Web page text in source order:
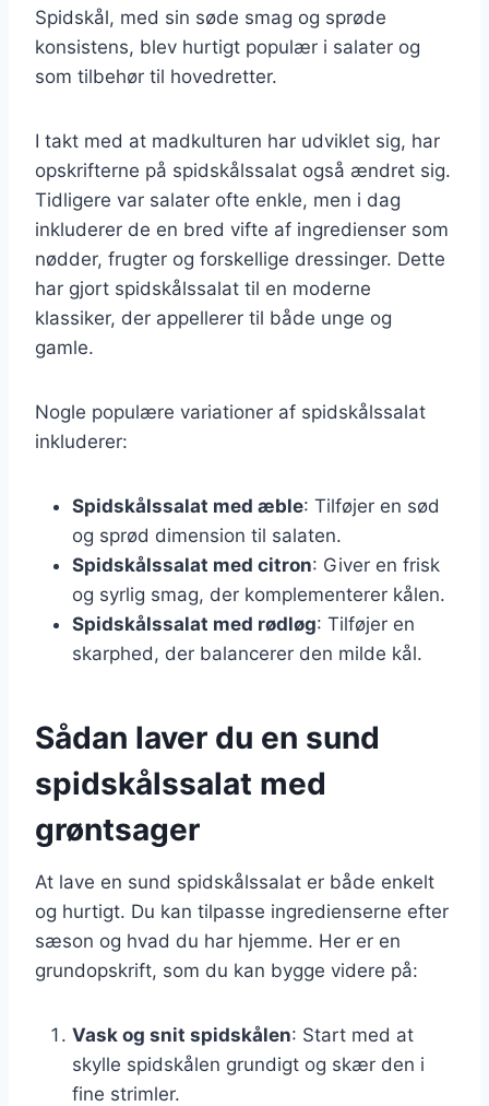
Spidskål, med sin søde smag og sprøde
konsistens, blev hurtigt populær i salater og
som tilbehør til hovedretter.
I takt med at madkulturen har udviklet sig, har
opskrifterne på spidskålssalat også ændret sig.
Tidligere var salater ofte enkle, men i dag
inkluderer de en bred vifte af ingredienser som
nødder, frugter og forskellige dressinger. Dette
har gjort spidskålssalat til en moderne
klassiker, der appellerer til både unge og
gamle.
Nogle populære variationer af spidskålssalat
inkluderer:
Spidskålssalat med æble: Tilføjer en sød
og sprød dimension til salaten.
Spidskålssalat med citron: Giver en frisk
og syrlig smag, der komplementerer kålen.
Spidskålssalat med rødløg: Tilføjer en
skarphed, der balancerer den milde kål.
Sådan laver du en sund
spidskålssalat med
grøntsager
At lave en sund spidskålssalat er både enkelt
og hurtigt. Du kan tilpasse ingredienserne efter
sæson og hvad du har hjemme. Her er en
grundopskrift, som du kan bygge videre på:
Vask og snit spidskålen: Start med at
skylle spidskålen grundigt og skær den i
fine strimler.